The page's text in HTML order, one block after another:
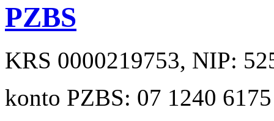
PZBS
KRS 0000219753, NIP:
konto PZBS: 07 1240